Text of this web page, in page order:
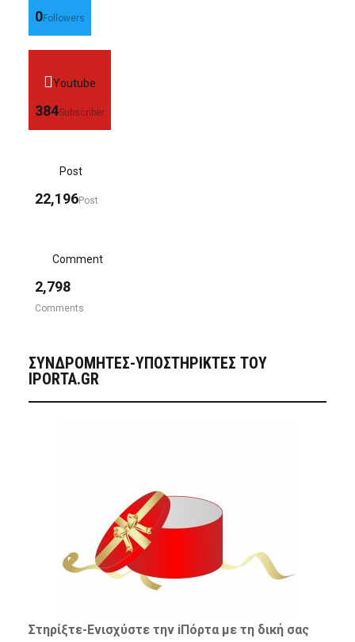
0Followers
Youtube
384Subscriber
Post
22,196Post
Comment
2,798
Comments
ΣΥΝΔΡΟΜΗΤΈΣ-ΥΠΟΣΤΗΡΙΚΤΈΣ ΤΟΥ
IPORTA.GR
Στηρίξτε- Ενισχύστετην iΠόρτα με τη δική σας